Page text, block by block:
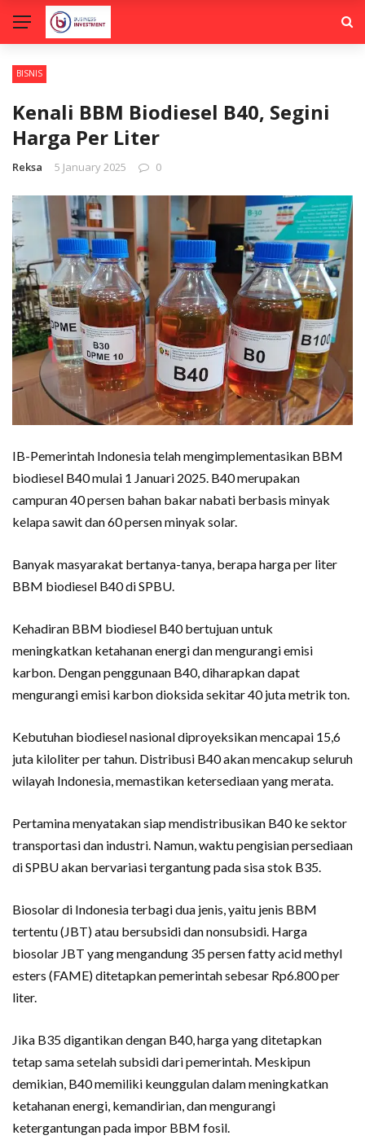
BISNIS
Kenali BBM Biodiesel B40, Segini
Harga Per Liter
Reksa 5 January 2025 0
IB-Pemerintah Indonesia telah mengimplementasikan BBM
biodiesel B40 mulai 1 Januari 2025. B40 merupakan
campuran 40 persen bahan bakar nabati berbasis minyak
kelapa sawit dan 60 persen minyak solar.
Banyak masyarakat bertanya-tanya, berapa harga per liter
BBM biodiesel B40 di SPBU.
Kehadiran BBM biodiesel B40 bertujuan untuk
meningkatkan ketahanan energi dan mengurangi emisi
karbon. Dengan penggunaan B40, diharapkan dapat
mengurangi emisi karbon dioksida sekitar 40 juta metrik ton.
Kebutuhan biodiesel nasional diproyeksikan mencapai 15,6
juta kiloliter per tahun. Distribusi B40 akan mencakup seluruh
wilayah Indonesia, memastikan ketersediaan yang merata.
Pertamina menyatakan siap mendistribusikan B40 ke sektor
transportasi dan industri. Namun, waktu pengisian persediaan
di SPBU akan bervariasi tergantung pada sisa stok B35.
Biosolar di Indonesia terbagi dua jenis, yaitu jenis BBM
tertentu (JBT) atau bersubsidi dan nonsubsidi. Harga
biosolar JBT yang mengandung 35 persen fatty acid methyl
esters (FAME) ditetapkan pemerintah sebesar Rp6.800 per
liter.
Jika B35 digantikan dengan B40, harga yang ditetapkan
tetap sama setelah subsidi dari pemerintah. Meskipun
demikian, B40 memiliki keunggulan dalam meningkatkan
ketahanan energi, kemandirian, dan mengurangi
ketergantungan pada impor BBM fosil.